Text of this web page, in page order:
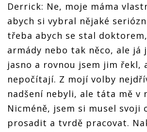
Derrick: Ne, moje máma
abych si vybral nějaké
třeba abych se stal
armády nebo tak něco, ale já
jasno a rovnou jsem jim řekl,
nepočítají. Z mojí volby
nadšení nebyli, ale táta mě v
Nicméně, jsem si musel svoji
prosadit a tvrdě pracovat.